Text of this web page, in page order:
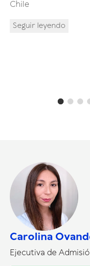
Chile
Seguir leyendo
Carolina
Ejecutiva de